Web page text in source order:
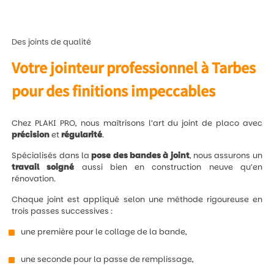
Des joints de qualité
Votre jointeur professionnel à Tarbes
pour des finitions impeccables
Chez PLAKI PRO, nous maîtrisons l’art du joint de placo avec
précisionetrégularité.
Spécialisés dans lapose des bandes à joint, nous assurons un
travail
soigné aussi bien en construction neuve qu’en
rénovation.
Chaque joint est appliqué selon une méthode rigoureuse en
trois passes successives :
une première pour le collage de la bande,
une seconde pour la passe de remplissage,